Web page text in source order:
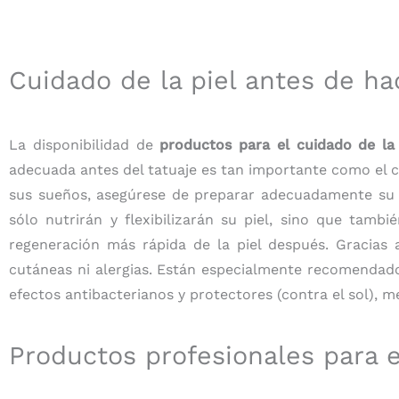
Cuidado de la piel antes de
La disponibilidad de productos para el cuidado de
adecuada antes del tatuaje es tan importante como el
sus sueños, asegúrese de preparar adecuadamente
sólo nutrirán y flexibilizarán su piel, sino que
regeneración más rápida de la piel después.
cutáneas ni alergias. Están especialmente
efectos antibacterianos y protectores (contra el sol),
Productos profesionales para